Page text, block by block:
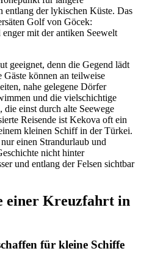
der lykischen Küste. Das
Golf von Göcek:
mit der antiken Seewelt
geeignet, denn die Gegend lädt
können an teilweise
nahe gelegene Dörfer
und die vielschichtige
einst durch alte Seewege
Reisende ist Kekova oft ein
kleinen Schiff in der Türkei.
einen Strandurlaub und
nicht hinter
und entlang der Felsen sichtbar
einer Kreuzfahrt in
für kleine Schiffe